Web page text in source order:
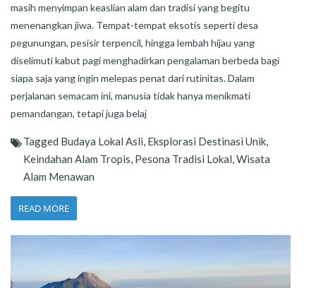
masih menyimpan keaslian alam dan tradisi yang begitu
menenangkan jiwa. Tempat-tempat eksotis seperti desa
pegunungan, pesisir terpencil, hingga lembah hijau yang
diselimuti kabut pagi menghadirkan pengalaman berbeda bagi
siapa saja yang ingin melepas penat dari rutinitas. Dalam
perjalanan semacam ini, manusia tidak hanya menikmati
pemandangan, tetapi juga belaj
Tagged Budaya Lokal Asli, Eksplorasi Destinasi Unik,
Keindahan Alam Tropis, Pesona Tradisi Lokal,Wisata
Alam Menawan
READ MORE